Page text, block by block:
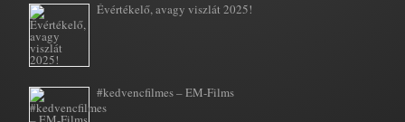
Évértékelő, avagy viszlát 2025!
#kedvencfilmes – EM-Films